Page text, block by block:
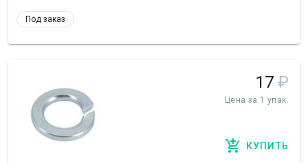
Под заказ
17 ₽
Цена за 1 упак.
КУПИТЬ